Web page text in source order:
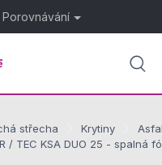
Porovnávání
střecha Krytiny
/ TEC KSA DUO 25 - spalná